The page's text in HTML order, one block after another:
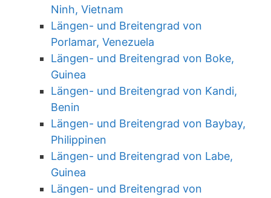
Ninh, Vietnam
Längen- und Breitengrad von
Porlamar, Venezuela
Längen- und Breitengrad von Boke,
Guinea
Längen- und Breitengrad von Kandi,
Benin
Längen- und Breitengrad von Baybay,
Philippinen
Längen- und Breitengrad von Labe,
Guinea
Längen- und Breitengrad von